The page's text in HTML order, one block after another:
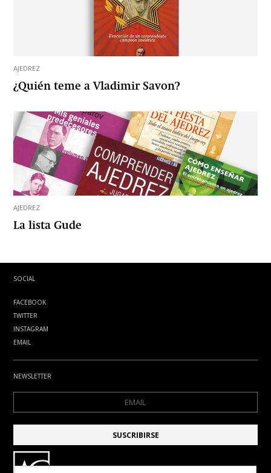
AJEDREZ
¿Quién teme a Vladimir Savon?
AJEDREZ
La lista Gude
SOCIAL
FACEBOOK
TWITTER
INSTAGRAM
EMAIL
NEWSLETTER